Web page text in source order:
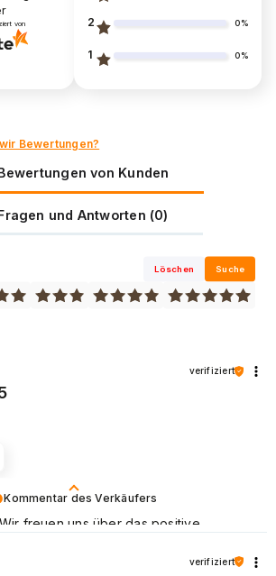
von 2 0%
1 0%
Bewertungen?
von Kunden
und Antworten (0)
Löschen Suche
Kommentar des Verkäufers
freuen uns über das positive
Grüße
verifiziert
verifiziert